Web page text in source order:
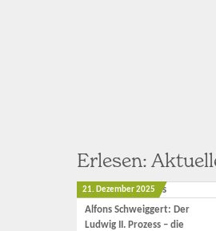
Erlesen:
21. Dezember 2025
Alfons Schweiggert: Der
Ludwig II. Prozess – die